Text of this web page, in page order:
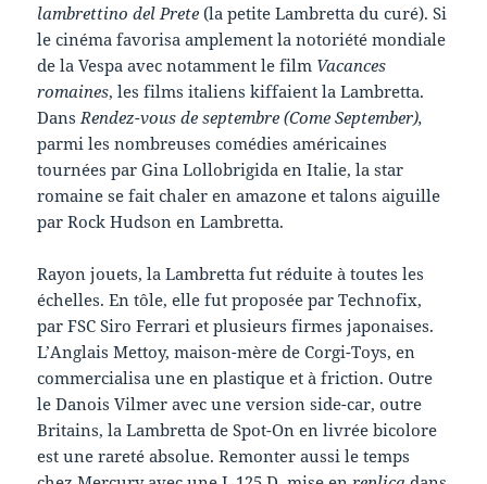
lambrettino del Prete (la petite Lambretta du curé). Si
le cinéma favorisa amplement la notoriété mondiale
de la Vespa avec notamment le film Vacances
romaines, les films italiens kiffaient la Lambretta.
Dans Rendez-vous de septembre (Come September),
parmi les nombreuses comédies américaines
tournées par Gina Lollobrigida en Italie, la star
romaine se fait chaler en amazone et talons aiguille
par Rock Hudson en Lambretta.
Rayon jouets, la Lambretta fut réduite à toutes les
échelles. En tôle, elle fut proposée par Technofix,
par FSC Siro Ferrari et plusieurs firmes japonaises.
L’Anglais Mettoy, maison-mère de Corgi-Toys, en
commercialisa une en plastique et à friction. Outre
le Danois Vilmer avec une version side-car, outre
Britains, la Lambretta de Spot-On en livrée bicolore
est une rareté absolue. Remonter aussi le temps